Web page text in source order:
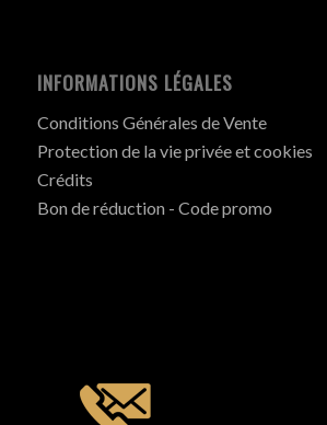
INFORMATIONS LÉGALES
Conditions Générales de Vente
Protection de la vie privée et cookies
Crédits
Bon de réduction - Code promo